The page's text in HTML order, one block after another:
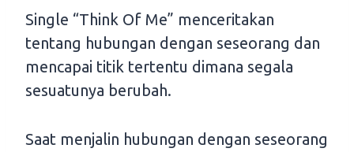
Single “Think Of Me” menceritakan
tentang hubungan dengan seseorang dan
mencapai titik tertentu dimana segala
sesuatunya berubah.
Saat menjalin hubungan dengan seseorang